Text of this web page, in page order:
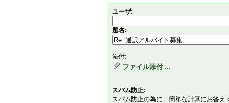
ユーザ:
題名:
添付:
ファイル添付 ...
スパム防止:
スパム防止の為に、簡単な計算にお答え